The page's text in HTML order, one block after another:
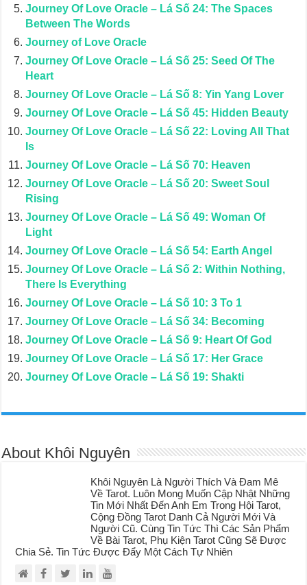
Journey Of Love Oracle – Lá Số 24: The Spaces
Between The Words
Journey of Love Oracle
Journey Of Love Oracle – Lá Số 25: Seed Of The
Heart
Journey Of Love Oracle – Lá Số 8: Yin Yang Lover
Journey Of Love Oracle – Lá Số 45: Hidden Beauty
Journey Of Love Oracle – Lá Số 22: Loving All That
Is
Journey Of Love Oracle – Lá Số 70: Heaven
Journey Of Love Oracle – Lá Số 20: Sweet Soul
Rising
Journey Of Love Oracle – Lá Số 49: Woman Of
Light
Journey Of Love Oracle – Lá Số 54: Earth Angel
Journey Of Love Oracle – Lá Số 2: Within Nothing,
There Is Everything
Journey Of Love Oracle – Lá Số 10: 3 To 1
Journey Of Love Oracle – Lá Số 34: Becoming
Journey Of Love Oracle – Lá Số 9: Heart Of God
Journey Of Love Oracle – Lá Số 17: Her Grace
Journey Of Love Oracle – Lá Số 19: Shakti
About Khôi Nguyên
Khôi Nguyên Là Người Thích Và Đam Mê
Về Tarot. Luôn Mong Muốn Cập Nhật Những
Tin Mới Nhất Đến Anh Em Trong Hội Tarot,
Cộng Đồng Tarot Danh Cả Người Mới Và
Người Cũ. Cùng Tin Tức Thì Các Sản Phẩm
Về Bài Tarot, Phụ Kiện Tarot Cũng Sẽ Được
Chia Sẻ. Tin Tức Được Đẩy Một Cách Tự Nhiên